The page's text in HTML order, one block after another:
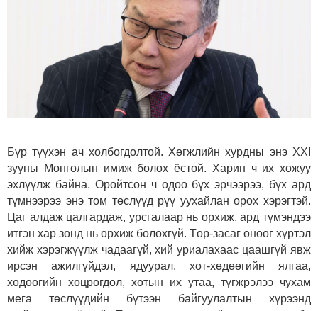
Бүр түүхэн ач холбогдолтой. Хөгжлийн хурдны энэ XXI
зууны Монголын имиж болох ёстой. Харин ч их хожуу
эхлүүлж байна. Оройтсон ч одоо бүх эрчээрээ, бүх ард
түмнээрээ энэ том төслүүд рүү уухайлан орох хэрэгтэй.
Цаг алдаж цалгардаж, урсгалаар нь орхиж, ард түмэндээ
итгэн хар зөнд нь орхиж болохгүй. Төр-засаг өнөөг хүртэл
хийж хэрэгжүүлж чадаагүй, хий уриалахаас цаашгүй явж
ирсэн ажилгүйдэл, ядуурал, хот-хөдөөгийн ялгаа,
хөдөөгийн хоцрогдол, хотын их утаа, түгжрэлээ чухам
мега төслүүдийн бүтээн байгуулалтын хүрээнд